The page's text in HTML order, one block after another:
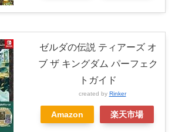
ゼルダの伝説 ティアーズ オ
ブ ザ キングダム パーフェク
トガイド
created by Rinker
Amazon 楽天市場